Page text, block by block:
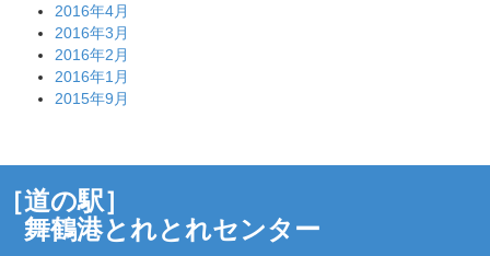
2016年4月
2016年3月
2016年2月
2016年1月
2015年9月
道の駅］
舞鶴港とれとれセンター